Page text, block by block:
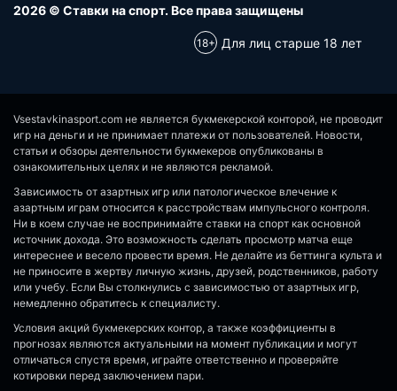
2026 © Ставки на спорт. Все права защищены
Для лиц старше 18 лет
Vsestavkinasport.com не является букмекерской конторой, не проводит
игр на деньги и не принимает платежи от пользователей. Новости,
статьи и обзоры деятельности букмекеров опубликованы в
ознакомительных целях и не являются рекламой.
Зависимость от азартных игр или патологическое влечение к
азартным играм относится к расстройствам импульсного контроля.
Ни в коем случае не воспринимайте ставки на спорт как основной
источник дохода. Это возможность сделать просмотр матча еще
интереснее и весело провести время. Не делайте из беттинга культа и
не приносите в жертву личную жизнь, друзей, родственников, работу
или учебу. Если Вы столкнулись с зависимостью от азартных игр,
немедленно обратитесь к специалисту.
Условия акций букмекерских контор, а также коэффициенты в
прогнозах являются актуальными на момент публикации и могут
отличаться спустя время, играйте ответственно и проверяйте
котировки перед заключением пари.